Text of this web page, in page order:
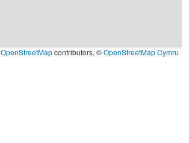
OpenStreetMapcontributors, ©OpenStreetMap Cymru